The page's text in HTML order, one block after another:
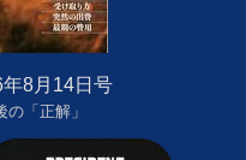
8月14日号
「正解」